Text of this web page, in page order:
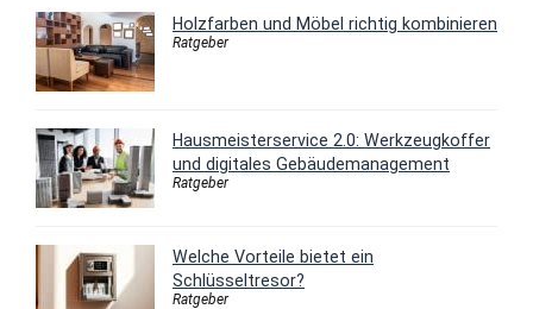
Holzfarben und Möbel richtig kombinieren
Ratgeber
Hausmeisterservice 2.0: Werkzeugkoffer
und digitales Gebäudemanagement
Ratgeber
Welche Vorteile bietet ein
Schlüsseltresor?
Ratgeber